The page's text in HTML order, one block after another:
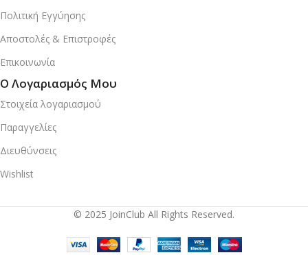
Πολιτική Εγγύησης
Αποστολές & Επιστροφές
Επικοινωνία
Ο Λογαριασμός Μου
Στοιχεία λογαριασμού
Παραγγελίες
Διευθύνσεις
Wishlist
© 2025 JoinClub All Rights Reserved.